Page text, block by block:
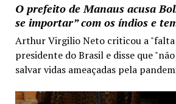
O prefeito de Manaus acusa
se importar” com os índios e
Arthur Virgilio Neto criticou a "falta
presidente do Brasil e disse que
salvar vidas ameaçadas pela